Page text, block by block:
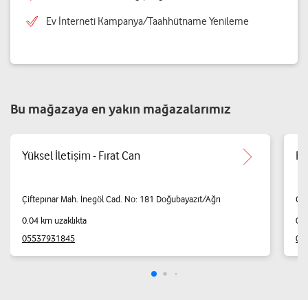
Ev İnterneti Kampanya/Taahhütname Yenileme
Bu mağazaya en yakın mağazalarımız
Yüksel İletişim - Fırat Can
Çiftepınar Mah. İnegöl Cad. No: 181 Doğubayazıt/Ağrı
0.04 km uzaklıkta
05537931845